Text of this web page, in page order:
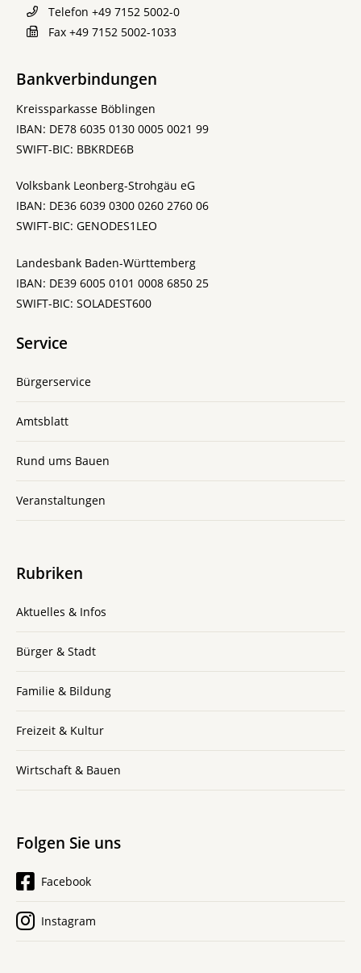
Telefon +49 7152 5002-0
Fax +49 7152 5002-1033
Bankverbindungen
Kreissparkasse Böblingen
IBAN: DE78 6035 0130 0005 0021 99
SWIFT-BIC: BBKRDE6B
Volksbank Leonberg-Strohgäu eG
IBAN: DE36 6039 0300 0260 2760 06
SWIFT-BIC: GENODES1LEO
Landesbank Baden-Württemberg
IBAN: DE39 6005 0101 0008 6850 25
SWIFT-BIC: SOLADEST600
Service
Bürgerservice
Amtsblatt
Rund ums Bauen
Veranstaltungen
Rubriken
Aktuelles & Infos
Bürger & Stadt
Familie & Bildung
Freizeit & Kultur
Wirtschaft & Bauen
Folgen Sie uns
Facebook
Instagram